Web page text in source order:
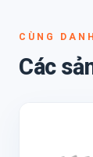
CÙNG
Các